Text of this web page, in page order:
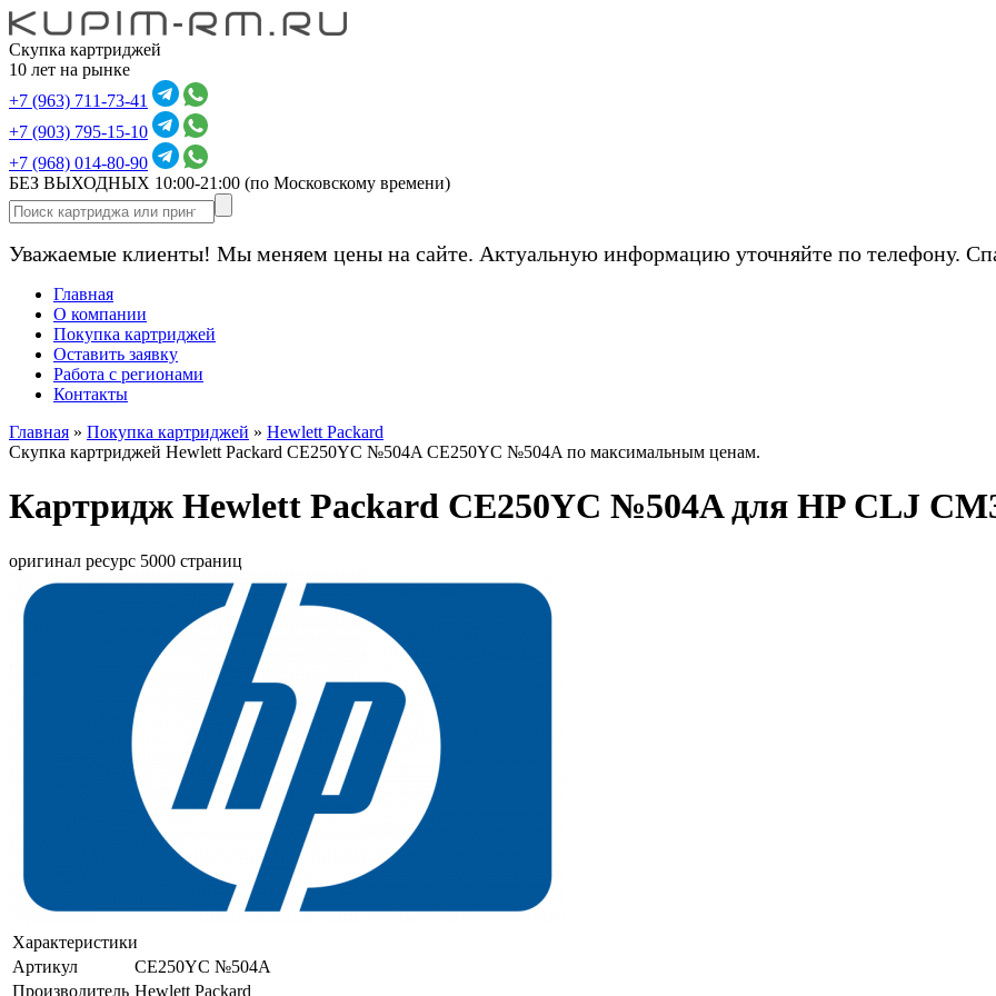
Скупка картриджей
10 лет на рынке
+7 (963) 711-73-41
+7 (903) 795-15-10
+7 (968) 014-80-90
БЕЗ ВЫХОДНЫХ 10:00-21:00 (по Московскому времени)
Уважаемые клиенты! Мы меняем цены на сайте. Актуальную информацию уточняйте по телефону.
Главная
О компании
Покупка картриджей
Оставить заявку
Работа с регионами
Контакты
Главная » Покупка картриджей » Hewlett Packard
Скупка картриджей Hewlett Packard CE250YC №504A CE250YC №504A по максимальным ценам.
Картридж Hewlett Packard CE250YC №504A для HP CLJ
оригинал ресурс 5000 страниц
Характеристики
Артикул
CE250YC №504A
Производитель Hewlett Packard